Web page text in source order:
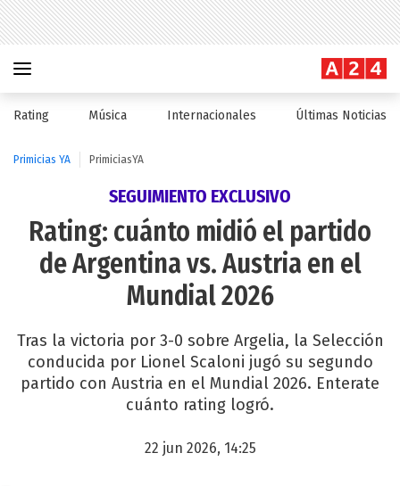
Rating Música Internacionales Últimas Noticias
Primicias YA PrimiciasYA
SEGUIMIENTO EXCLUSIVO
Rating: cuánto midió el partido
de Argentina vs. Austria en el
Mundial 2026
Tras la victoria por 3-0 sobre Argelia, la Selección
conducida por Lionel Scaloni jugó su segundo
partido con Austria en el Mundial 2026. Enterate
cuánto rating logró.
22 jun 2026, 14:25